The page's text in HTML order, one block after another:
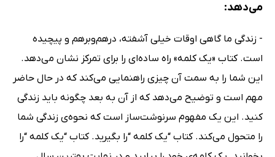
می‌دهد:
- زندگی ما گاهی اوقات خیلی آشفته، درهم‌وبرهم و پیچیده
است. کتاب «یک کلمه» راه ساده‌ای را برای تمرکز نشان می‌دهد.
این شما را به سمت آن چیزی راهنمایی می‌کند که در حال حاضر
مهم است و توضیح می‌دهد که از آن به بعد چگونه باید زندگی
کنید. این یک مفهوم سرنوشت‌ساز است که نحوه‌ی زندگی شما
را متحول می‌کند. کتاب “یک کلمه “را بگیرید. کتاب “یک کلمه “را